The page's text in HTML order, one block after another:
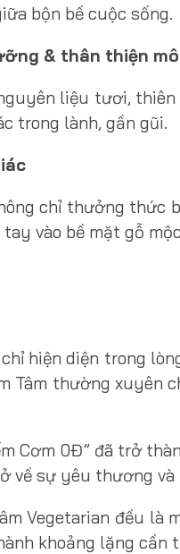
bộn bề cuộc sống.
& thân thiện
liệu tươi,
trong lành, gần gũi.
chỉ thưởng thức
vào bề mặt gỗ
hiện diện trong
Tâm thường
Cơm 0Đ” đã trở
về sự yêu thương
Vegetarian đều
khoảng lặng